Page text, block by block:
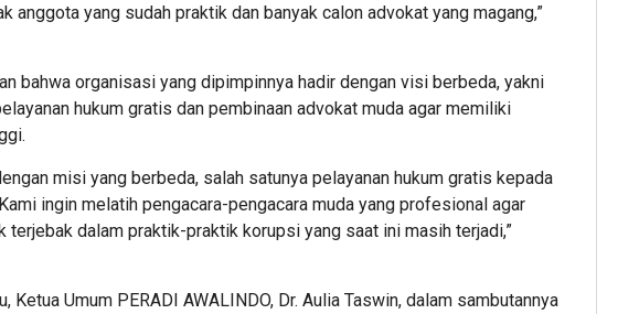
anggota yang sudah praktik dan banyak calon advokat yang magang,”
bahwa organisasi yang dipimpinnya hadir dengan visi berbeda, yakni
hukum gratis dan pembinaan advokat muda agar memiliki
misi yang berbeda, salah satunya pelayanan hukum gratis kepada
ingin melatih pengacara-pengacara muda yang profesional agar
terjebak dalam praktik-praktik korupsi yang saat ini masih terjadi,”
Ketua Umum PERADI AWALINDO, Dr. Aulia Taswin, dalam sambutannya